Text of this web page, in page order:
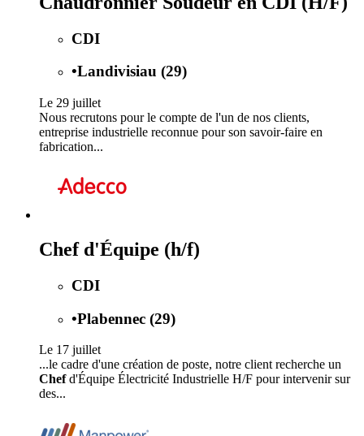
CDI
•Landivisiau (29)
Le 29 juillet
Nous recrutons pour le compte de l'un de nos clients,
entreprise industrielle reconnue pour son savoir-faire en
fabrication...
Chef d'Équipe (h/f)
CDI
•Plabennec (29)
Le 17 juillet
...le cadre d'une création de poste, notre client recherche un
Chefd'Équipe Électricité Industrielle H/F pour intervenir sur
des...